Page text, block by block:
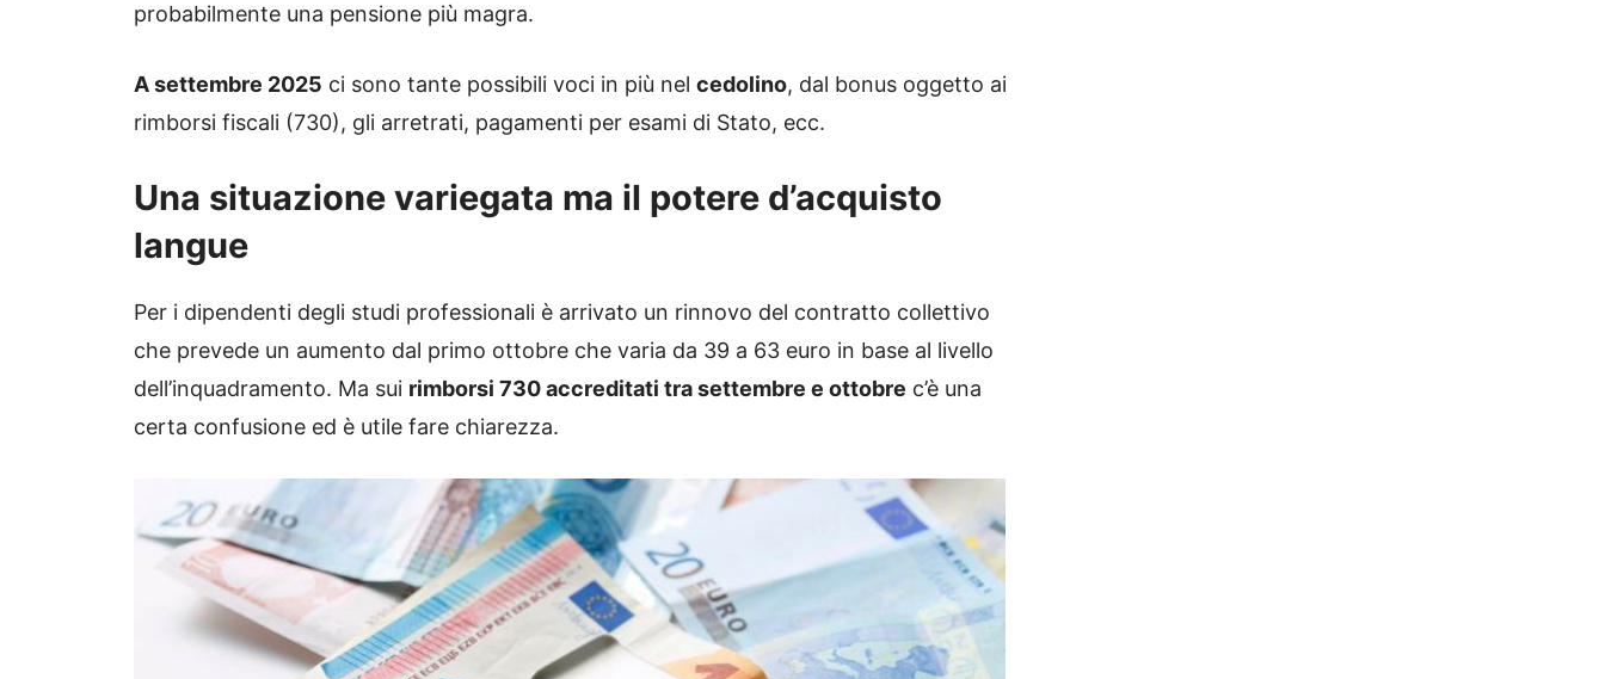
probabilmente una pensione più magra.
A settembre 2025 ci sono tante possibili voci in più nel cedolino, dal bonus oggetto ai
rimborsi fiscali (730), gli arretrati, pagamenti per esami di Stato, ecc.
Una situazione variegata ma il potere d’acquisto
langue
Per i dipendenti degli studi professionali è arrivato un rinnovo del contratto collettivo
che prevede un aumento dal primo ottobre che varia da 39 a 63 euro in base al livello
dell’inquadramento. Ma sui rimborsi 730 accreditati tra settembre e ottobre c’è una
certa confusione ed è utile fare chiarezza.